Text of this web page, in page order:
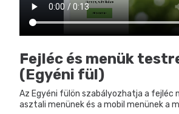
Fejléc és menük
(Egyéni fül)
Az Egyéni fülön szabályozhatja a fejléc
asztali menünek és a mobil menünek a